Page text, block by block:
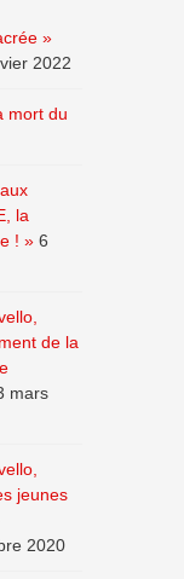
»
2022
mort du
la
! » 6
de la
mars
jeunes
2020